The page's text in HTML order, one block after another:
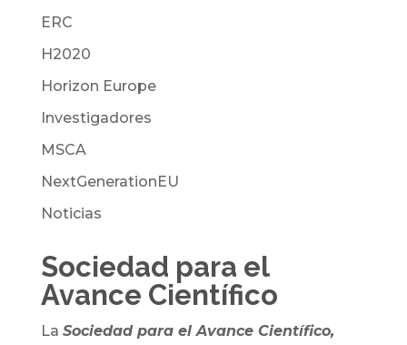
ERC
H2020
Horizon Europe
Investigadores
MSCA
NextGenerationEU
Noticias
Sociedad para el
Avance Científico
La Sociedad para el Avance Científico,